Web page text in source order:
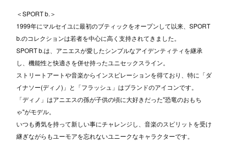
＜SPORT b.＞
1999年にマルセイユに最初のブティックをオープンして以来、SPORT
b.のコレクションは若者を中心に高く支持されてきました。
SPORT b.は、アニエスが愛したシンプルなアイデンティティを継承
し、機能性と快適さを併せ持ったユニセックスライン。
ストリートアートや音楽からインスピレーションを得ており、特に「ダ
イナソー(ディノ)」と「フラッシュ」はブランドのアイコンです。
「ディノ」はアニエスの孫が子供の頃に大好きだった"恐竜のおもち
ゃ"がモデル。
いつも勇気を持って新しい事にチャレンジし、音楽のスピリットを受け
継ぎながらもユーモアを忘れないユニークなキャラクターです。